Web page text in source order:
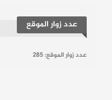
عدد زوار الموقع
عدد زوار الموقع:285